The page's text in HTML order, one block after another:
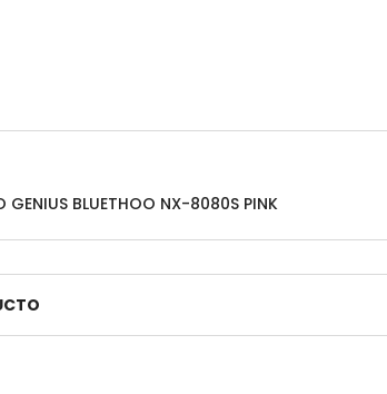
GENIUS BLUETHOO NX-8080S PINK